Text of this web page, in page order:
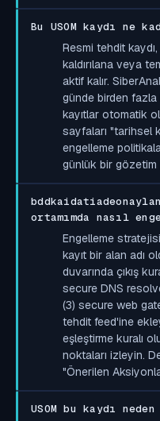
Bu USOM kaydı ne
Resmi tehdit
kaldırılana veya
aktif kalır.
günde birden fazla
kayıtlar otomatik
sayfaları "tarihsel
engelleme
günlük bir gözetim
ortamımda nasıl
Engelleme
kayıt bir alan adı
duvarında çıkış
secure DNS
(3) secure web
tehdit feed'ine
eşleştirme kuralı
noktaları izleyin.
"Önerilen
USOM bu kaydı